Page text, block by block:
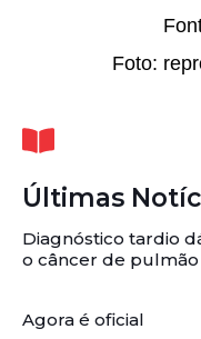
Foto:
Últimas
Diagnóstico tardio
o câncer de pulmão
Agora é oficial